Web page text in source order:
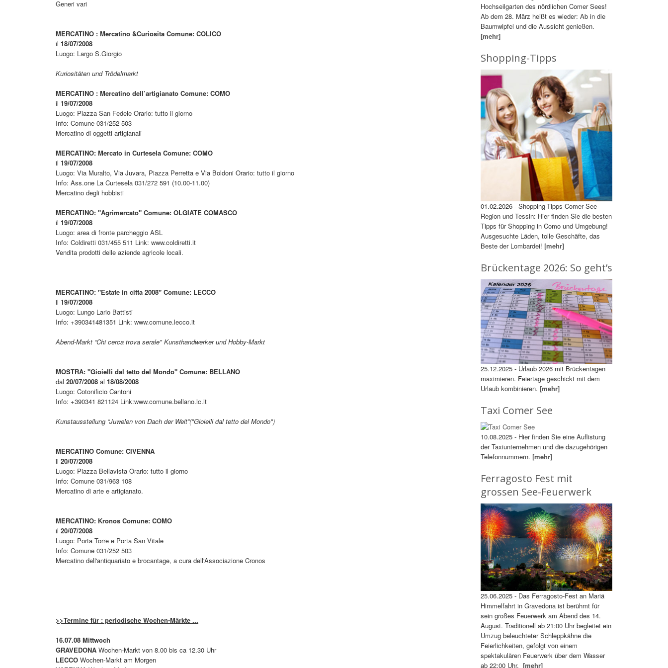
Generi vari
MERCATINO : Mercatino &Curiosita Comune: COLICO
il 18/07/2008
Luogo: Largo S.Giorgio
Kuriositäten und Trödelmarkt
MERCATINO : Mercatino dell’artigianato Comune: COMO
il 19/07/2008
Luogo: Piazza San Fedele Orario: tutto il giorno
Info: Comune 031/252 503
Mercatino di oggetti artigianali
MERCATINO: Mercato in Curtesela Comune: COMO
il 19/07/2008
Luogo: Via Muralto, Via Juvara, Piazza Perretta e Via Boldoni Orario: tutto il giorno
Info: Ass.one La Curtesela 031/272 591 (10.00-11.00)
Mercatino degli hobbisti
MERCATINO: "Agrimercato" Comune: OLGIATE COMASCO
il 19/07/2008
Luogo: area di fronte parcheggio ASL
Info: Coldiretti 031/455 511 Link: www.coldiretti.it
Vendita prodotti delle aziende agricole locali.
MERCATINO: "Estate in citta 2008" Comune: LECCO
il 19/07/2008
Luogo: Lungo Lario Battisti
Info: +390341481351 Link: www.comune.lecco.it
Abend-Markt “Chi cerca trova serale" Kunsthandwerker und Hobby-Markt
MOSTRA: "Gioielli dal tetto del Mondo" Comune: BELLANO
dal 20/07/2008 al 18/08/2008
Luogo: Cotonificio Cantoni
Info: +390341 821124 Link:www.comune.bellano.lc.it
Kunstausstellung “Juwelen von Dach der Welt”("Gioielli dal tetto del Mondo")
MERCATINO Comune: CIVENNA
il 20/07/2008
Luogo: Piazza Bellavista Orario: tutto il giorno
Info: Comune 031/963 108
Mercatino di arte e artigianato.
MERCATINO: Kronos Comune: COMO
il 20/07/2008
Luogo: Porta Torre e Porta San Vitale
Info: Comune 031/252 503
Mercatino dell'antiquariato e brocantage, a cura dell'Associazione Cronos
>>Termine für : periodische Wochen-Märkte ...
16.07.08 Mittwoch
GRAVEDONA Wochen-Markt von 8.00 bis ca 12.30 Uhr
LECCO Wochen-Markt am Morgen
Hochseilgarten des nördlichen Comer Sees!
Ab dem 28. März heißt es wieder: Ab in die
Baumwipfel und die Aussicht genießen.
[mehr]
Shopping-Tipps
01.02.2026 - Shopping-Tipps Comer See-
Region und Tessin: Hier finden Sie die besten
Tipps für Shopping in Como und Umgebung!
Ausgesuchte Läden, tolle Geschäfte, das
Beste der Lombardei! [mehr]
Brückentage 2026: So geht’s
25.12.2025 - Urlaub 2026 mit Brückentagen
maximieren. Feiertage geschickt mit dem
Urlaub kombinieren. [mehr]
Taxi Comer See
10.08.2025 - Hier finden Sie eine Auflistung
der Taxiunternehmen und die dazugehörigen
Telefonnummern. [mehr]
Ferragosto Fest mit
grossen See-Feuerwerk
25.06.2025 - Das Ferragosto-Fest an Mariä
Himmelfahrt in Gravedona ist berühmt für
sein großes Feuerwerk am Abend des 14.
August. Traditionell ab 21:00 Uhr begleitet ein
Umzug beleuchteter Schleppkähne die
Feierlichkeiten, gefolgt von einem
spektakulären Feuerwerk über dem Wasser
ab 22:00 Uhr. [mehr]